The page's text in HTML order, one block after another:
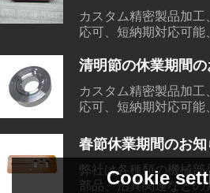
カスタム精密製品加
応可、短納期対応可
造など素材から、切削
までワンストップサ
清明節の休業期間
カスタム精密製品加
応可、短納期対応可
造など素材から、切削
までワンストップサ
春節休業期間のお
弊社は各種類の機械
部品、治具関連など
Cookie